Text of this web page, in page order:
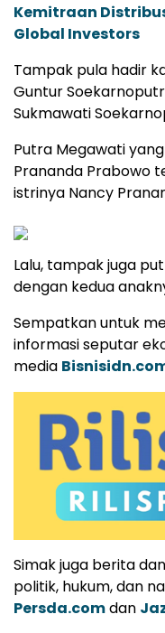
Kemitraan
Global Investors
Tampak pula hadir
Guntur
Sukmawati
Putra Megawati yang
Prananda Prabowo
istrinya Nancy
Lalu, tampak juga
dengan kedua
Sempatkan untuk
informasi seputar
media
Simak juga berita
politik, hukum, dan
Persda.comdan